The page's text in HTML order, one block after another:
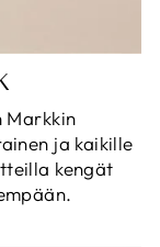
Markkin
ja kaikille
kengät